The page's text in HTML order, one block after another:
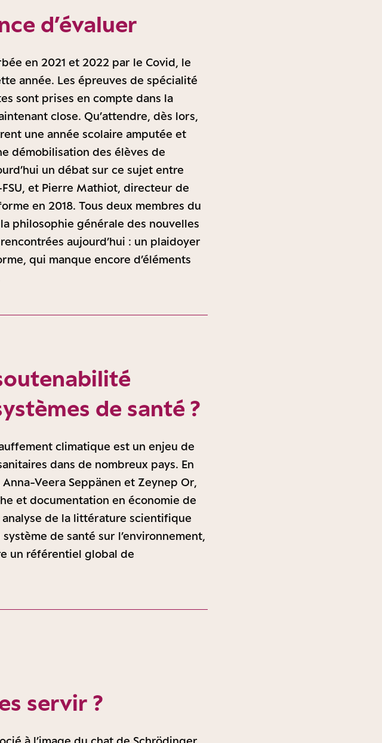
d’évaluer
en 2021 et 2022 par le Covid, le
année. Les épreuves de spécialité
sont prises en compte dans la
close. Qu’attendre, dès lors,
une année scolaire amputée et
démobilisation des élèves de
un débat sur ce sujet entre
et Pierre Mathiot, directeur de
en 2018. Tous deux membres du
philosophie générale des nouvelles
aujourd’hui : un plaidoyer
qui manque encore d’éléments
de santé ?
climatique est un enjeu de
dans de nombreux pays. En
Veera Seppänen et Zeynep Or,
et documentation en économie de
de la littérature scientifique
de santé sur l’environnement,
un référentiel global de
servir ?